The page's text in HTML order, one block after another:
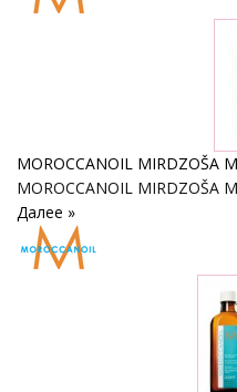
MOROCCANOIL MIRDZOŠA
MOROCCANOIL MIRDZOŠA
Далее »